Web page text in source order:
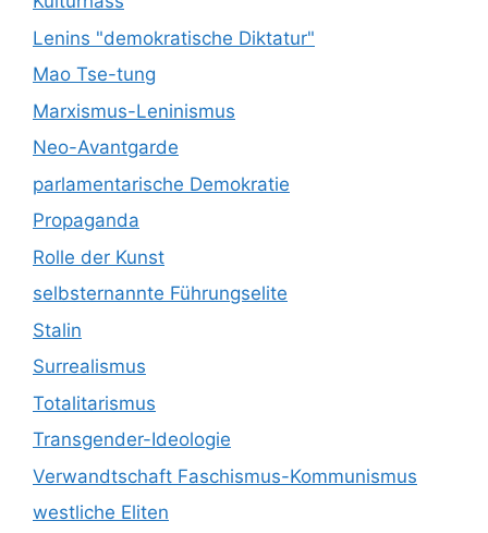
Lenins "demokratische Diktatur"
Mao Tse-tung
Marxismus-Leninismus
Neo-Avantgarde
parlamentarische Demokratie
Propaganda
Rolle der Kunst
selbsternannte Führungselite
Stalin
Surrealismus
Totalitarismus
Transgender-Ideologie
Verwandtschaft Faschismus-Kommunismus
westliche Eliten